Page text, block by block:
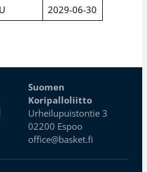
2029-06-30
Suomen
Koripalloliitto
Urheilupuistontie 3
02200 Espoo
office@basket.fi